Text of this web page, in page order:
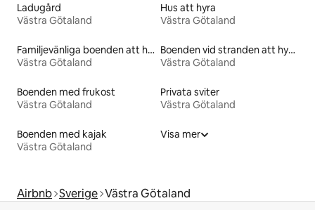
Ladugård
Västra Götaland
Hus att hyra
Västra Götaland
Familjevänliga boenden att hyra
Västra Götaland
Boenden vid stranden att hyra
Västra Götaland
Boenden med frukost
Västra Götaland
Privata sviter
Västra Götaland
Boenden med kajak
Västra Götaland
Visa mer
Airbnb Sverige Västra Götaland